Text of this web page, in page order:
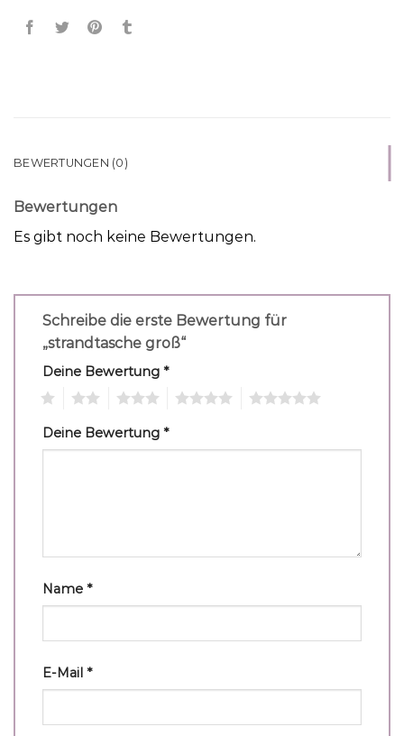
BEWERTUNGEN (0)
Bewertungen
Es gibt noch keine Bewertungen.
Schreibe die erste Bewertung für
„strandtasche groß“
Deine Bewertung *
Deine Bewertung *
Name *
E-Mail *